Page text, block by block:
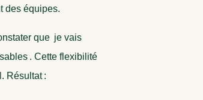
des équipes.
que je vais
. Cette flexibilité
Résultat :